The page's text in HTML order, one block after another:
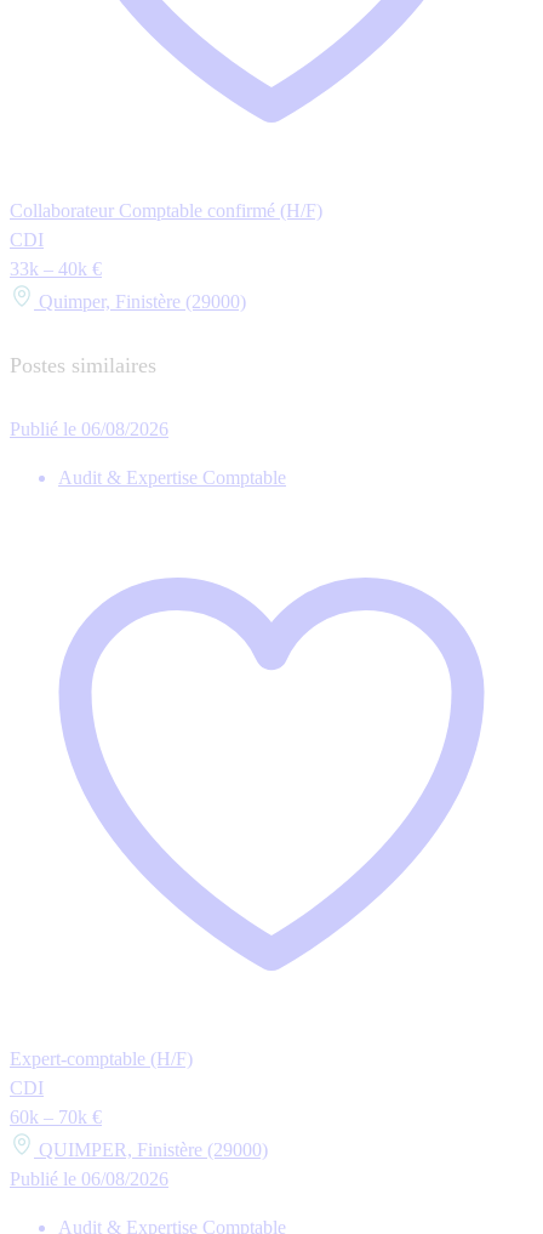
Collaborateur Comptable confirmé (H/F)
CDI
33k – 40k €
Quimper, Finistère (29000)
Postes similaires
Publié le 06/08/2026
Audit & Expertise Comptable
Expert-comptable (H/F)
CDI
60k – 70k €
QUIMPER, Finistère (29000)
Publié le 06/08/2026
Audit & Expertise Comptable